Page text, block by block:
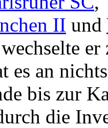
II und
es an
bis zur
die